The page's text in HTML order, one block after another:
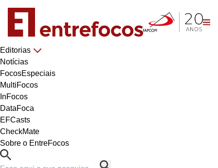
Editorias
Notícias
FocosEspeciais
MultiFocos
InFocos
DataFoca
EFCasts
CheckMate
Sobre o EntreFocos